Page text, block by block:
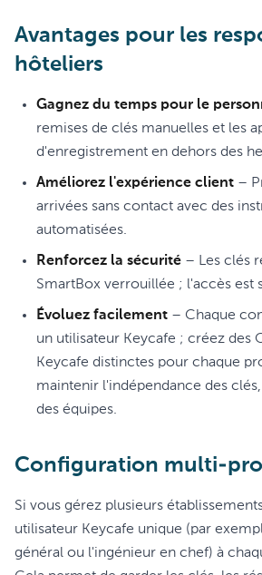
Avantages pour les
hôteliers
Gagnez du temps pour le
remises de clés manuelles et les
d'enregistrement en dehors des
Améliorez l'expérience client –
arrivées sans contact avec des
automatisées.
Renforcez la sécurité – Les clés
SmartBox verrouillée ; l'accès est
Évoluez facilement – Chaque
un utilisateur Keycafe ; créez des
Keycafe distinctes pour chaque
maintenir l'indépendance des
des équipes.
Configuration multi-
Si vous gérez plusieurs
utilisateur Keycafe unique (par
général ou l'ingénieur en chef) à